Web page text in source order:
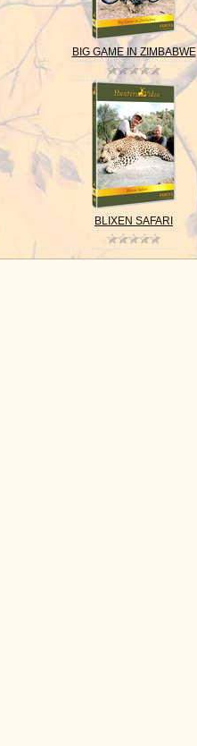
BIG GAME IN ZIMBABWE
BLIXEN SAFARI